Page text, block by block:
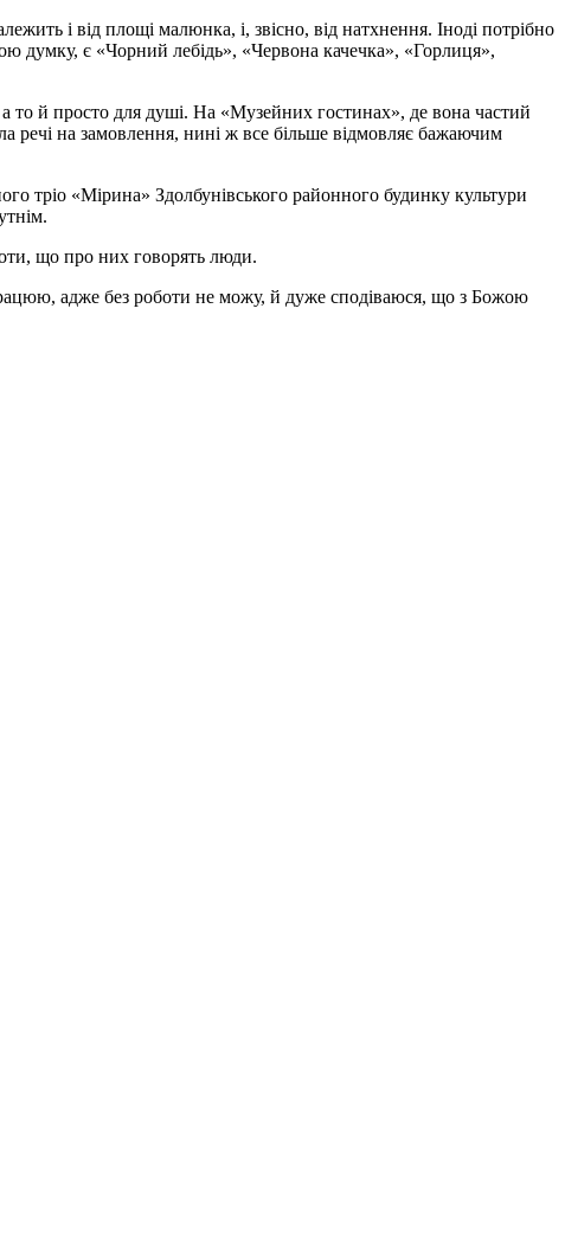
і від площі малюнка, і, звісно, від натхнення. Іноді потрібно
думку, є «Чорний лебідь», «Червона качечка», «Горлиця»,
то й просто для душі. На «Музейних гостинах», де вона частий
речі на замовлення, нині ж все більше відмовляє бажаючим
тріо «Мірина» Здолбунівського районного будинку культури
що про них говорять люди.
адже без роботи не можу, й дуже сподіваюся, що з Божою